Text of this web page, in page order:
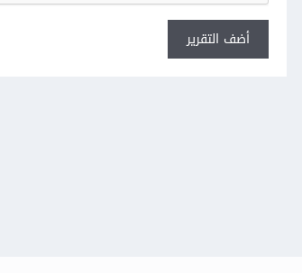
أضف التقرير